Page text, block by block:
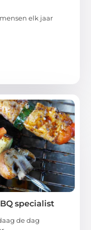
elk jaar
specialist
de dag